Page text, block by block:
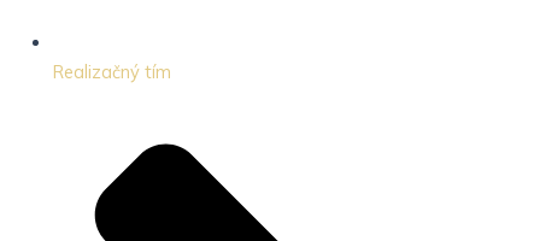
Realizačný tím